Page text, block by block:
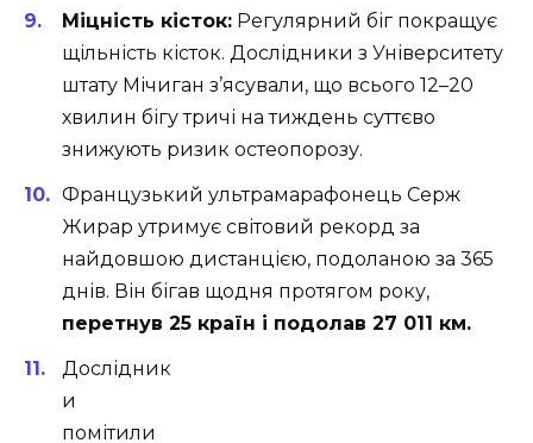
Міцність кісток: Регулярний біг покращує
щільність кісток. Дослідники з Університету
штату Мічиган з’ясували, що всього 12–20
хвилин бігу тричі на тиждень суттєво
знижують ризик остеопорозу.
Французький ультрамарафонець Серж
Жирар утримує світовий рекорд за
найдовшою дистанцією, подоланою за 365
днів. Він бігав щодня протягом року,
перетнув 25 країн і подолав 27 011 км.
Дослідник
и
помітили